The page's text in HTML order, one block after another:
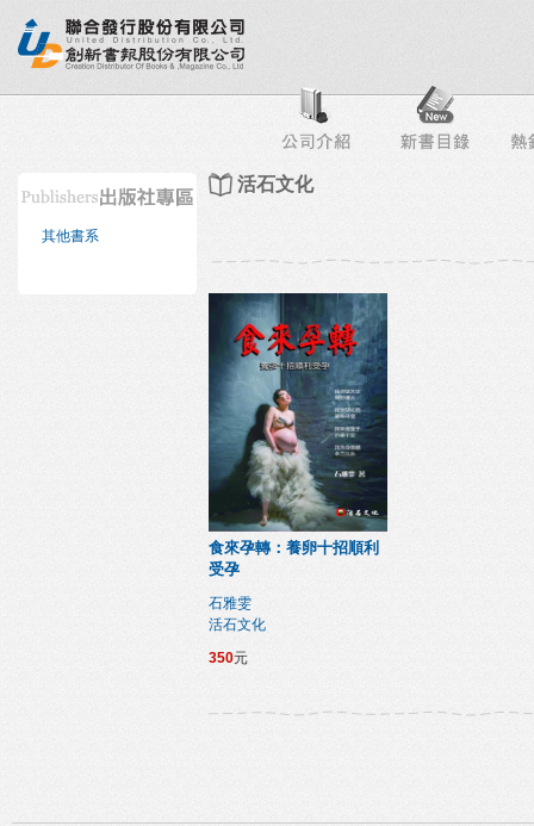
榜 出版社專區 書店專區 目錄下載 會員服務
其他書系
活石文化
食來孕轉：養卵十招順利
受孕
石雅雯
活石文化
350元